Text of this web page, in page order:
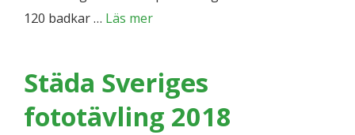
120 badkar … Läs mer
Städa Sveriges
fototävling 2018